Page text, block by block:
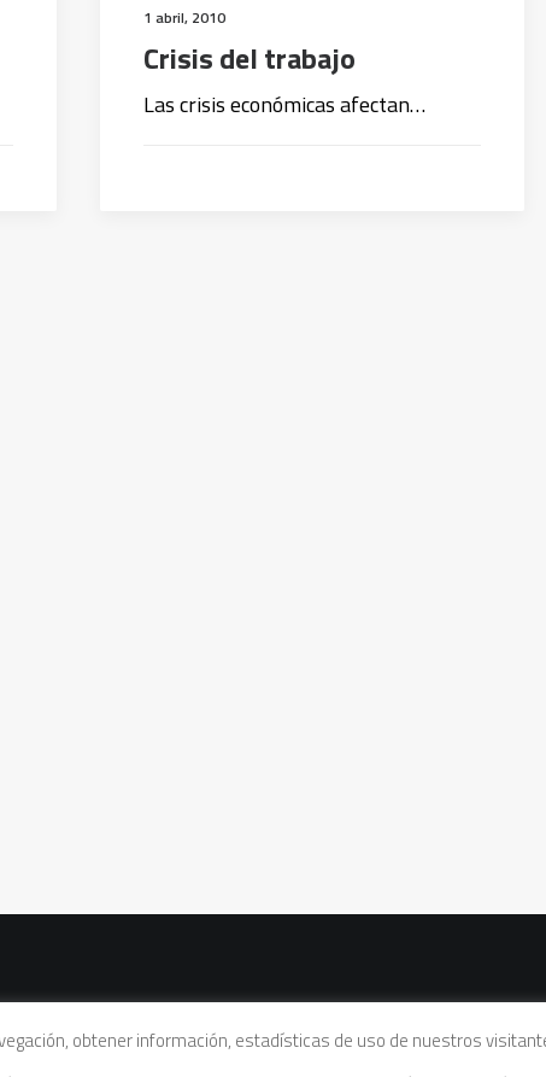
1 abril, 2010
Crisis del trabajo
Las crisis económicas afectan…
privacidad|Política de cookies|Condiciones legales de venta
obtener información, estadísticas de uso de nuestros